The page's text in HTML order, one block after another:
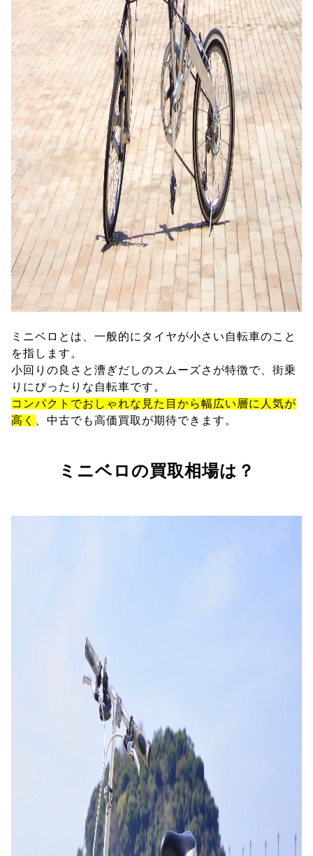
ミニベロとは、一般的にタイヤが小さい自転車のこと
を指します。
小回りの良さと漕ぎだしのスムーズさが特徴で、街乗
りにぴったりな自転車です。
コンパクトでおしゃれな見た目から幅広い層に人気が
高く
、中古でも高価買取が期待できます。
ミニベロの買取相場は？